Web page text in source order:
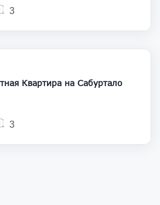
3
153 000
Продается 3 комнатная Квартира на Сабуртало
3